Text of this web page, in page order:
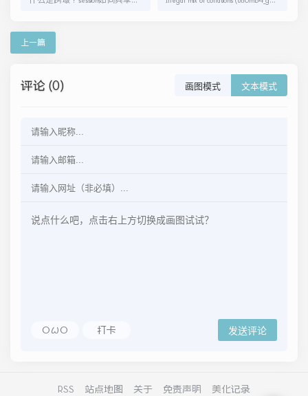
上一篇
评论 (0) 画图模式 文本模式
OωO 打卡 发送评论
RSS 站点地图 关于 免责声明 美化记录